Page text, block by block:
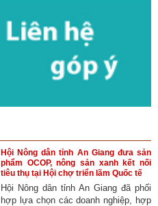
Hội Nông dân tỉnh An Giang đưa sản
phẩm OCOP, nông sản xanh kết nối
tiêu thụ tại Hội chợ triển lãm Quốc tế
Hội Nông dân tỉnh An Giang đã phối
hợp lựa chọn các doanh nghiệp, hợp